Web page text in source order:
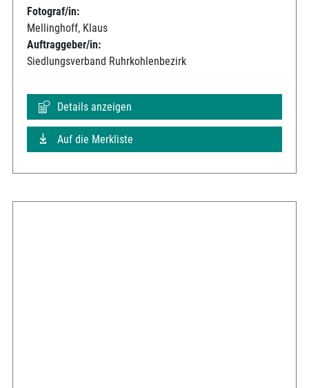
Fotograf/in:
Mellinghoff, Klaus
Auftraggeber/in:
Siedlungsverband Ruhrkohlenbezirk
Details anzeigen
Auf die Merkliste